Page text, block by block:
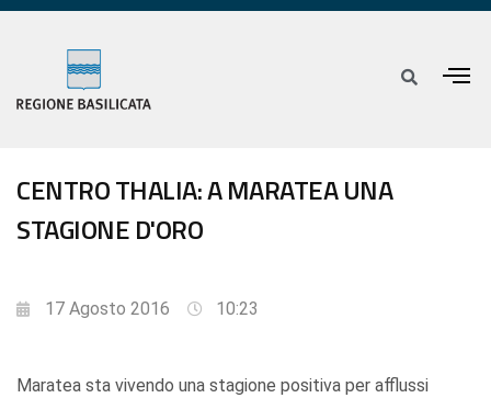
CENTRO THALIA: A MARATEA UNA
STAGIONE D'ORO
17 Agosto 2016 10:23
Maratea sta vivendo una stagione positiva per afflussi